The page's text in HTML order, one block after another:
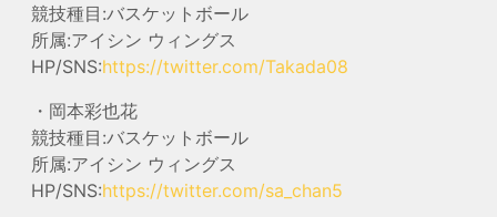
競技種目:バスケットボール
所属:アイシン ウィングス
HP/SNS:https://twitter.com/Takada08
・岡本彩也花
競技種目:バスケットボール
所属:アイシン ウィングス
HP/SNS:https://twitter.com/sa_chan5